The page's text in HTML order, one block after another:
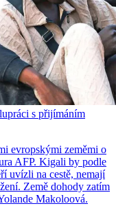
s přijímáním
evropskými zeměmi o
AFP. Kigali by podle
uvízli na cestě, nemají
Země dohody zatím
Makoloová.